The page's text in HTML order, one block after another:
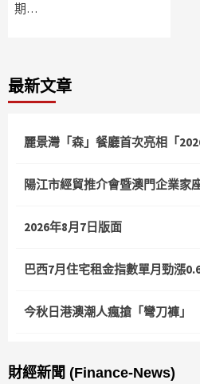
期…
最新文章
麗景灣「森」餐廳首次亮相「
陽江市經貿推介會暨澳門企業家
2026年8月7日版面
巴西7月住宅租金指數單月勁漲
今秋日港澳潮人瘋搶「彎刀褲」
財經新聞 (Finance-News)